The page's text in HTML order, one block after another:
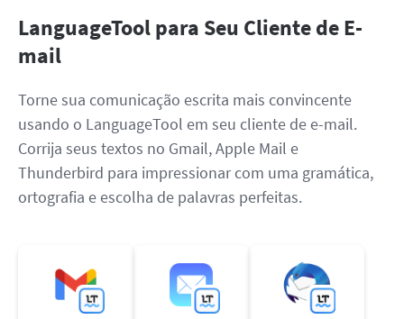
LanguageTool para Seu Cliente de E-
mail
Torne sua comunicação escrita mais convincente
usando o LanguageTool em seu cliente de e-mail.
Corrija seus textos no Gmail, Apple Mail e
Thunderbird para impressionar com uma gramática,
ortografia e escolha de palavras perfeitas.